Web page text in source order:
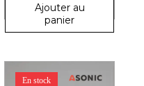
Ajouter au
panier
En stock